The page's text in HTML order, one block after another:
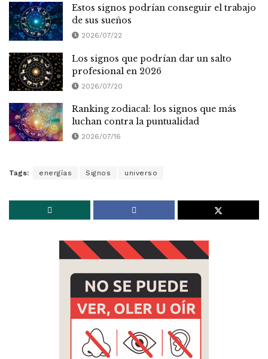
Estos signos podrían conseguir el trabajo
de sus sueños
2026/07/22
Los signos que podrían dar un salto
profesional en 2026
2026/07/20
Ranking zodiacal: los signos que más
luchan contra la puntualidad
2026/07/16
Tags: energías Signos universo